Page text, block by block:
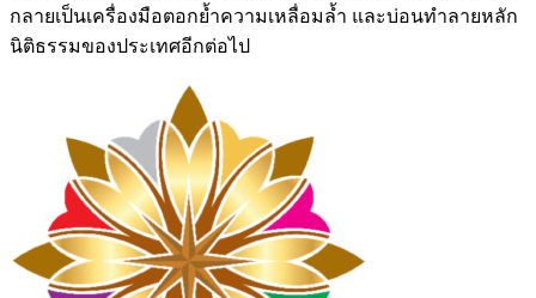
กลายเป็นเครื่องมือตอกย้ำความเหลื่อมล้ำ และบ่อนทำลายหลัก
นิติธรรมของประเทศอีกต่อไป